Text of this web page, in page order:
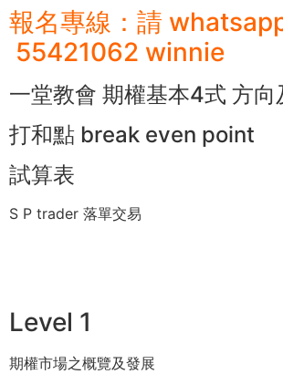
報名專線：請
55421062 winnie
一堂教會 期權基本4式 方向
打和點 break even point
試算表
S P trader 落單交易
Level 1
期權市場之概覽及發展